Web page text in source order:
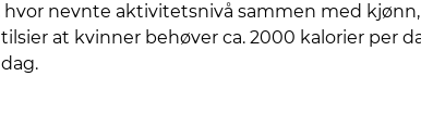
nevnte aktivitetsnivå sammen med
at kvinner behøver ca. 2000 kalorier per